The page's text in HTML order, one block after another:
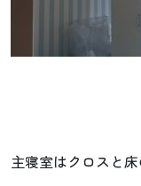
主寝室はクロスと